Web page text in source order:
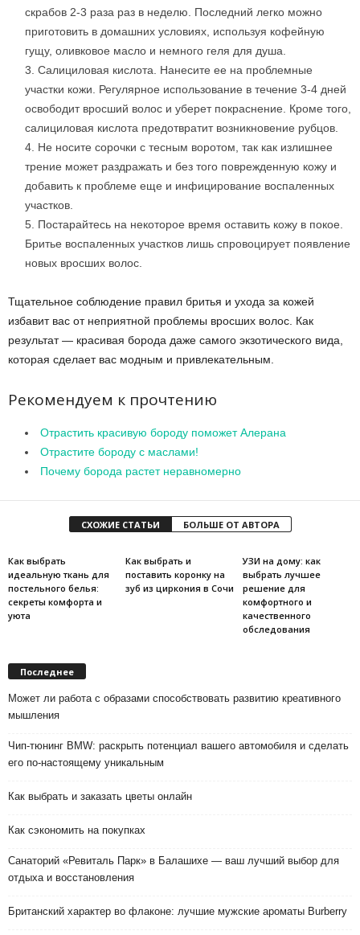
скрабов 2-3 раза раз в неделю. Последний легко можно
приготовить в домашних условиях, используя кофейную
гущу, оливковое масло и немного геля для душа.
Салициловая кислота. Нанесите ее на проблемные
участки кожи. Регулярное использование в течение 3-4 дней
освободит вросший волос и уберет покраснение. Кроме того,
салициловая кислота предотвратит возникновение рубцов.
Не носите сорочки с тесным воротом, так как излишнее
трение может раздражать и без того поврежденную кожу и
добавить к проблеме еще и инфицирование воспаленных
участков.
Постарайтесь на некоторое время оставить кожу в покое.
Бритье воспаленных участков лишь спровоцирует появление
новых вросших волос.
Тщательное соблюдение правил бритья и ухода за кожей
избавит вас от неприятной проблемы вросших волос. Как
результат — красивая борода даже самого экзотического вида,
которая сделает вас модным и привлекательным.
Рекомендуем к прочтению
Отрастить красивую бороду поможет Алерана
Отрастите бороду с маслами!
Почему борода растет неравномерно
СХОЖИЕ СТАТЬИ БОЛЬШЕ ОТ АВТОРА
Как выбрать
идеальную ткань для
постельного белья:
секреты комфорта и
уюта
Как выбрать и
поставить коронку на
зуб из циркония в Сочи
УЗИ на дому: как
выбрать лучшее
решение для
комфортного и
качественного
обследования
Последнее
Может ли работа с образами способствовать развитию креативного
мышления
Чип-тюнинг BMW: раскрыть потенциал вашего автомобиля и сделать
его по-настоящему уникальным
Как выбрать и заказать цветы онлайн
Как сэкономить на покупках
Санаторий «Ревиталь Парк» в Балашихе — ваш лучший выбор для
отдыха и восстановления
Британский характер во флаконе: лучшие мужские ароматы Burberry